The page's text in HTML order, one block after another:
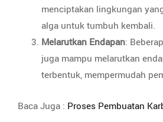
menciptakan lingkungan
alga untuk tumbuh kembali.
Melarutkan Endapan:
juga mampu melarutkan
terbentuk, mempermudah
Baca Juga : Proses Pembuatan